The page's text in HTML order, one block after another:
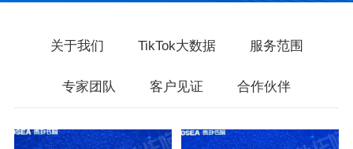
关于我们 TikTok大数据 服务范围
专家团队 客户见证 合作伙伴